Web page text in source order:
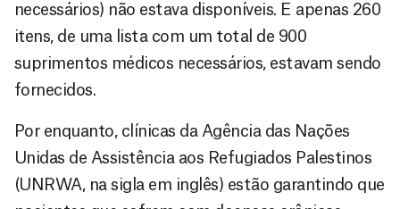
necessários) não estava disponíveis. E apenas 260
itens, de uma lista com um total de 900
suprimentos médicos necessários, estavam sendo
fornecidos.
Por enquanto, clínicas da Agência das Nações
Unidas de Assistência aos Refugiados Palestinos
(UNRWA, na sigla em inglês) estão garantindo que